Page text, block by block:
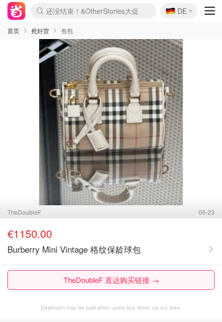
Boticinal 夏促开抢！
4折！lulu周四疯狂上新
还没结束！&OtherStories大促
Joybuy变相75折 随时失效
速领！Stanley独家85折
疑似霸哥！Camper额外叠85折
Zalando 奥莱闪促！每日更新
Moncler反季囤！5折起+叠9折
Coach Brooklyn仅€192
🇩🇪
DE
首页 抢好货 包包
TheDoubleF 06-23
€1150.00
Burberry Mini Vintage 格纹保龄球包
TheDoubleF 直达购买链接 →
Dealmoon may be paid when users buy items via our links.